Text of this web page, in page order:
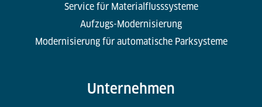
Service für Materialflusssysteme
Aufzugs-Modernisierung
Modernisierung für automatische Parksysteme
Unternehmen